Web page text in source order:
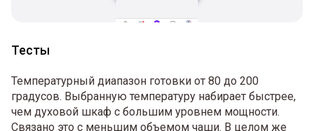
Тесты
Температурный диапазон готовки от 80 до 200
градусов. Выбранную температуру набирает быстрее,
чем духовой шкаф с большим уровнем мощности.
Связано это с меньшим объемом чаши. В целом же